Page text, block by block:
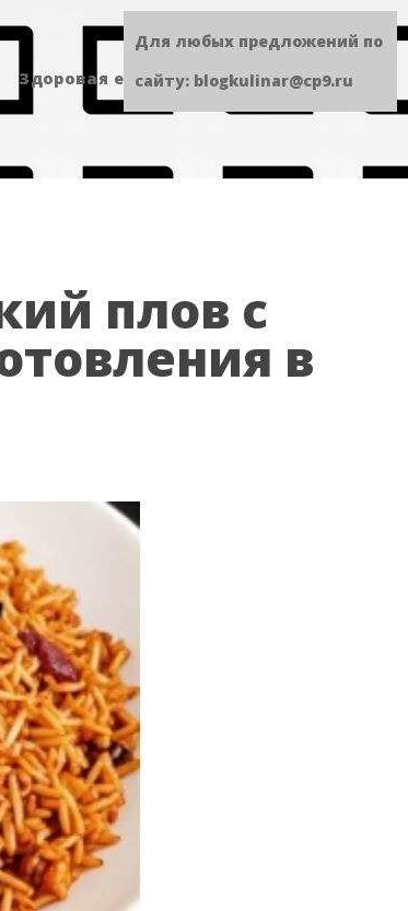
Здоровая еда Сладенькое
плов с
в
Для любых предложений по
сайту: blogkulinar@cp9.ru